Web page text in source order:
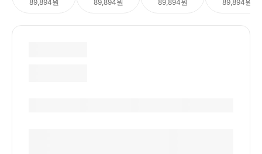
89,894원 89,894원 89,894원 89,894원